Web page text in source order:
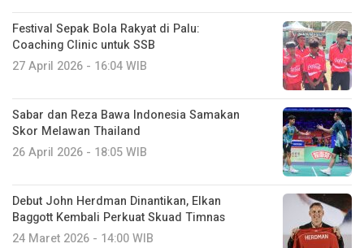
Festival Sepak Bola Rakyat di Palu:
Coaching Clinic untuk SSB
27 April 2026 - 16:04 WIB
Sabar dan Reza Bawa Indonesia Samakan
Skor Melawan Thailand
26 April 2026 - 18:05 WIB
Debut John Herdman Dinantikan, Elkan
Baggott Kembali Perkuat Skuad Timnas
24 Maret 2026 - 14:00 WIB